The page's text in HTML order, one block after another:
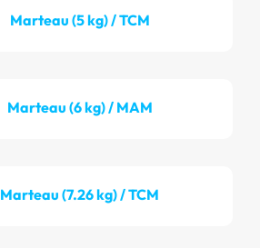
Marteau (5 kg) / TCM
Marteau (6 kg) / MAM
Marteau (7.26 kg) / TCM